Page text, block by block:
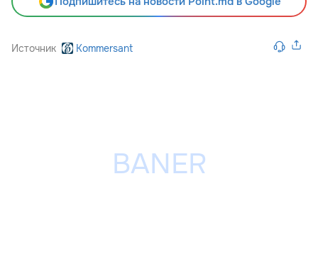
Источник Kommersant